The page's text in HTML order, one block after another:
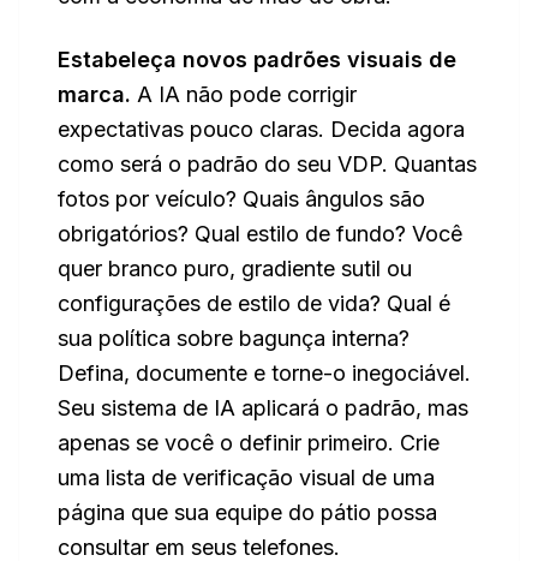
Estabeleça novos padrões visuais de
marca. A IA não pode corrigir
expectativas pouco claras. Decida agora
como será o padrão do seu VDP. Quantas
fotos por veículo? Quais ângulos são
obrigatórios? Qual estilo de fundo? Você
quer branco puro, gradiente sutil ou
configurações de estilo de vida? Qual é
sua política sobre bagunça interna?
Defina, documente e torne-o inegociável.
Seu sistema de IA aplicará o padrão, mas
apenas se você o definir primeiro. Crie
uma lista de verificação visual de uma
página que sua equipe do pátio possa
consultar em seus telefones.